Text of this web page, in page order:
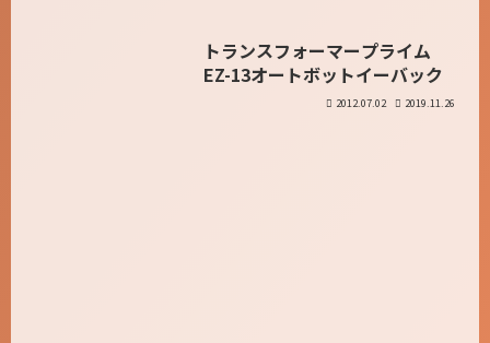
トランスフォーマープライム
EZ-13オートボットイーバック
2012.07.02 2019.11.26